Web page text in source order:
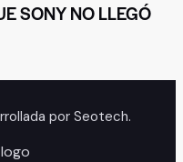
SONY NO LLEGÓ
porSeotech.